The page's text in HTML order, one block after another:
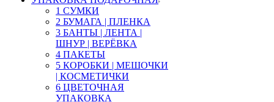
1 СУМКИ
2 БУМАГА | ПЛЕНКА
3 БАНТЫ | ЛЕНТА |
ШНУР | ВЕРЁВКА
4 ПАКЕТЫ
5 КОРОБКИ | МЕШОЧКИ
| КОСМЕТИЧКИ
6 ЦВЕТОЧНАЯ
УПАКОВКА